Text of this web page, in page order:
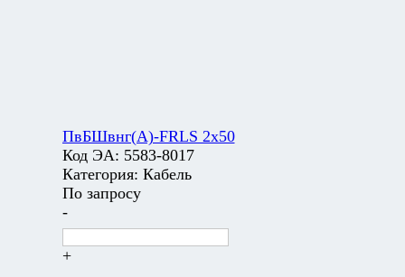
ПвБШвнг(А)-FRLS 2х50
Код ЭА: 5583-8017
Категория: Кабель
По запросу
-
+